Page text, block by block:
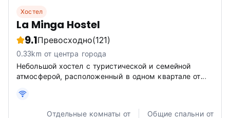
Хостел
La Minga Hostel
9.1Превосходно(121)
0.33km от центра города
Небольшой хостел с туристической и семейной
атмосферой, расположенный в одном квартале от
Отдельные комнаты от Общие спальни от